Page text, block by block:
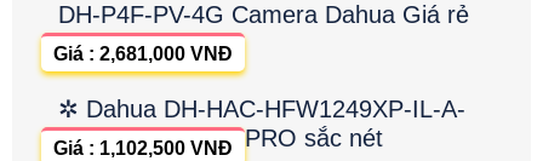
DH-P4F-PV-4G Camera Dahua Giá rẻ
Giá : 2,681,000 VNĐ
✲ Dahua DH-HAC-HFW1249XP-IL-A-
PRO sắc nét
Giá : 1,102,500 VNĐ